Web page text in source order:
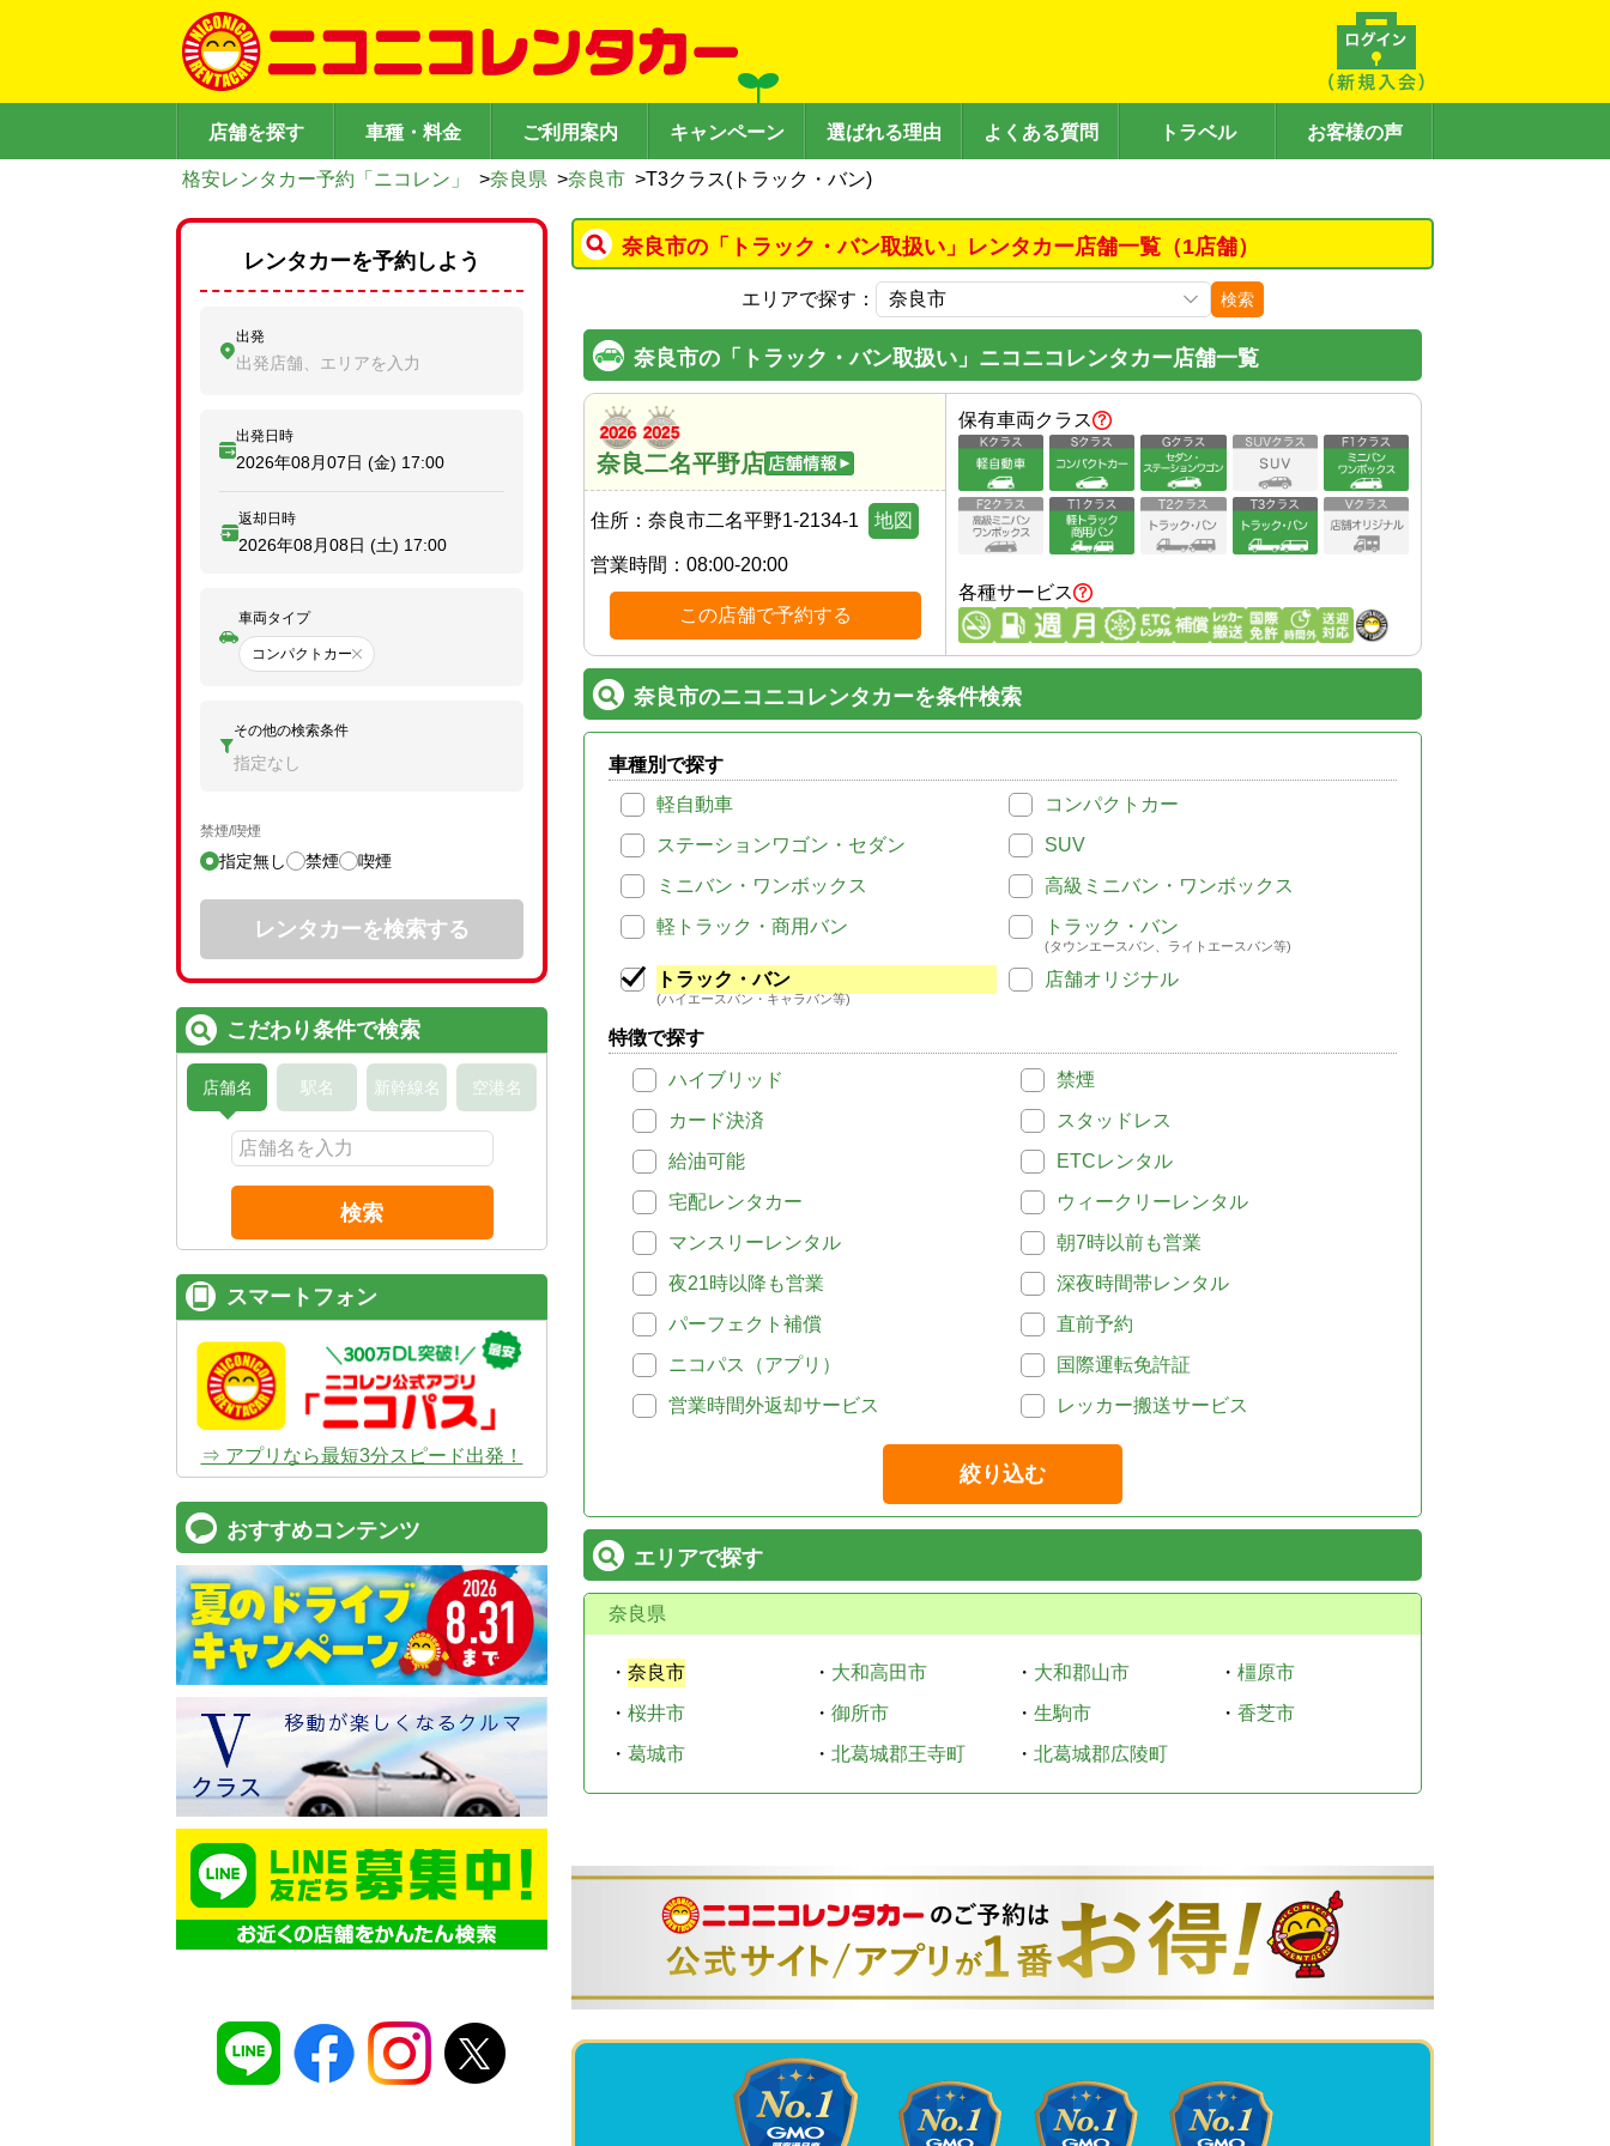
店舗を探す 車種・料金 ご利用案内 キャンペーン 選ばれる理由 よくある質問 トラベル お客様の声
格安レンタカー予約「ニコレン」 >奈良県 >奈良市 >T3クラス(トラック・バン)
奈良市の「トラック・バン取扱い」レンタカー店舗一覧（1店舗）
エリアで探す： 検索
奈良市の「トラック・バン取扱い」ニコニコレンタカー店舗一覧
奈良二名平野店
住所： 奈良市二名平野1-2134-1 地図
営業時間： 08:00-20:00
この店舗で予約する
保有車両クラス
各種サービス
奈良市のニコニコレンタカーを条件検索
車種別で探す
軽自動車
コンパクトカー
ステーションワゴン・セダン
SUV
ミニバン・ワンボックス
高級ミニバン・ワンボックス
軽トラック・商用バン
トラック・バン
(タウンエースバン、ライトエースバン等)
トラック・バン
(ハイエースバン・キャラバン等)
店舗オリジナル
特徴で探す
ハイブリッド
禁煙
カード決済
スタッドレス
給油可能
ETCレンタル
宅配レンタカー
ウィークリーレンタル
マンスリーレンタル
朝7時以前も営業
夜21時以降も営業
深夜時間帯レンタル
パーフェクト補償
直前予約
ニコパス（アプリ）
国際運転免許証
営業時間外返却サービス
レッカー搬送サービス
絞り込む
エリアで探す
奈良県
・ 奈良市 ・ 大和高田市 ・ 大和郡山市 ・ 橿原市
・ 桜井市 ・ 御所市 ・ 生駒市 ・ 香芝市
・ 葛城市 ・ 北葛城郡王寺町 ・ 北葛城郡広陵町
レンタカーを予約しよう
出発
出発店舗、エリアを入力
出発日時
2026年08月07日 (金) 17:00
返却日時
2026年08月08日 (土) 17:00
車両タイプ
コンパクトカー
その他の検索条件
指定なし
禁煙/喫煙
指定無し 禁煙 喫煙
レンタカーを検索する
こだわり条件で検索
店舗名 駅名 新幹線名 空港名
検索
スマートフォン
⇒ アプリなら最短3分スピード出発！
おすすめコンテンツ